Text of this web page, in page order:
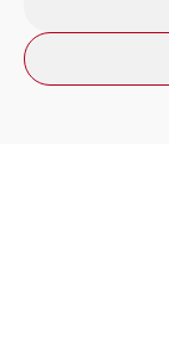
Prijs is netto